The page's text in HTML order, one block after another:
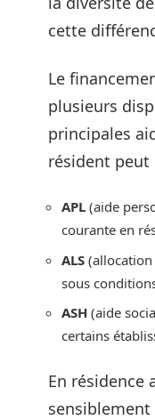
cette
Le
plusieurs
principales
résident peut
APL (aide
courante en
ALS
sous
ASH (aide
certains
En résidence
sensiblement